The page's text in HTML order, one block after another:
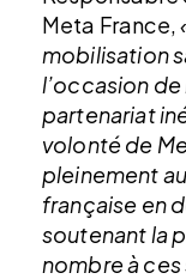
Meta France,
mobilisation
l’occasion
partenariat
volonté de
pleinement
française en
soutenant la
nombre à